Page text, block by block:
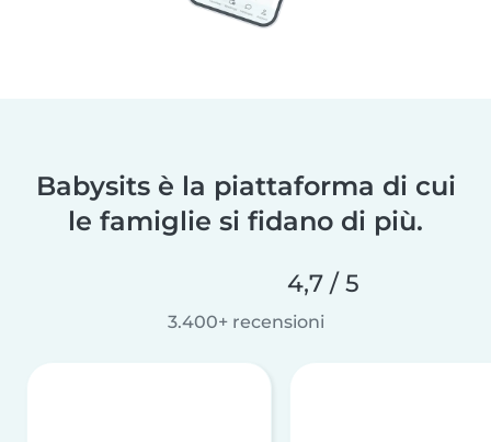
Babysits è la piattaforma di cui
le famiglie si fidano di più.
4,7 / 5
3.400+ recensioni